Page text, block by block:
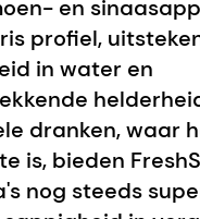
en
profiel,
in water en
dranken, waar
is, bieden
nog steeds